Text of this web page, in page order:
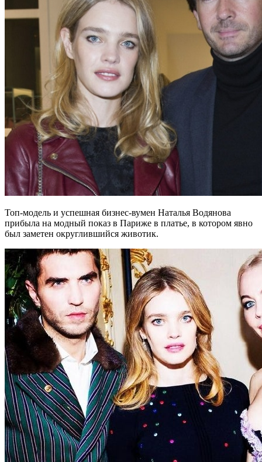
Топ-модель и успешная бизнес-вумен Наталья Водянова
прибыла на модный показ в Париже в платье, в котором явно
был заметен округлившийся животик.